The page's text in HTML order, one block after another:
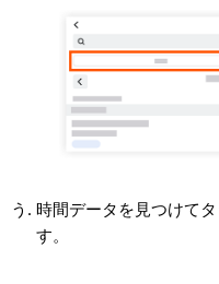
時間データを見つけて
す。